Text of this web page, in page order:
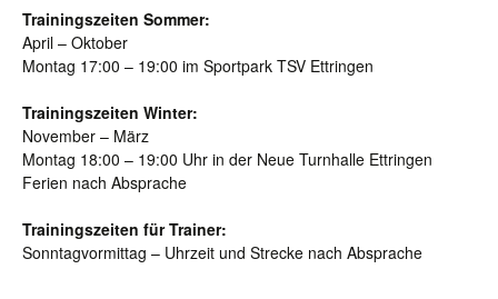
Trainingszeiten Sommer:
April – Oktober
Montag 17:00 – 19:00 im Sportpark TSV Ettringen
Trainingszeiten Winter:
November – März
Montag 18:00 – 19:00 Uhr in der Neue Turnhalle Ettringen
Ferien nach Absprache
Trainingszeiten für Trainer:
Sonntagvormittag – Uhrzeit und Strecke nach Absprache